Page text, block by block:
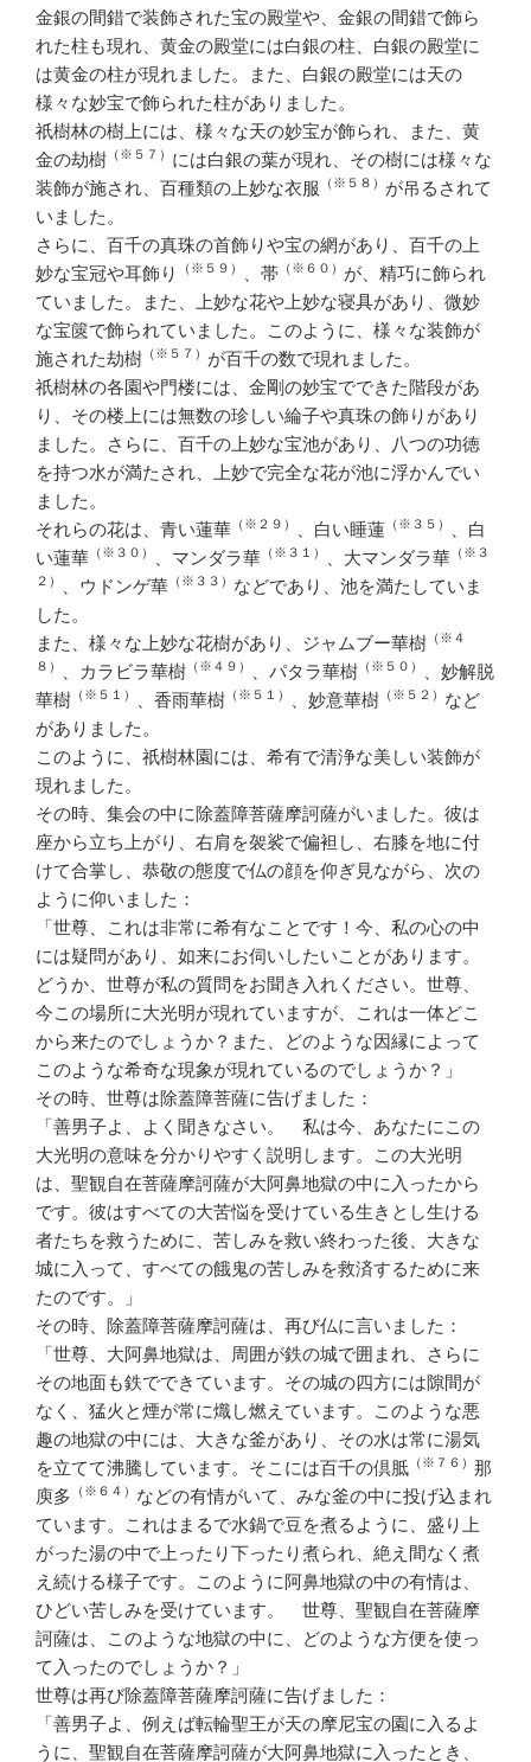
金銀の間錯で装飾された宝の殿堂や、金銀の間錯で飾ら
れた柱も現れ、黄金の殿堂には白銀の柱、白銀の殿堂に
は黄金の柱が現れました。また、白銀の殿堂には天の
様々な妙宝で飾られた柱がありました。
祇樹林の樹上には、様々な天の妙宝が飾られ、また、黄
金の劫樹 （※５７） には白銀の葉が現れ、その樹には様々な
装飾が施され、百種類の上妙な衣服 （※５８） が吊るされて
いました。
さらに、百千の真珠の首飾りや宝の網があり、百千の上
妙な宝冠や耳飾り
（※５９） 、帯 （※６０） が、精巧に飾られ
ていました。また、上妙な花や上妙な寝具があり、微妙
な宝篋で飾られていました。このように、様々な装飾が
施された劫樹 （※５７） が百千の数で現れました。
祇樹林の各園や門楼には、金剛の妙宝でできた階段があ
り、その楼上には無数の珍しい綸子や真珠の飾りがあり
ました。さらに、百千の上妙な宝池があり、八つの功徳
を持つ水が満たされ、上妙で完全な花が池に浮かんでい
ました。
それらの花は、青い蓮華 （※２９） 、白い睡蓮 （※３５）
、白
い蓮華 （※３０） 、マンダラ華 （※３１） 、大マンダラ華 （※３
２）
、ウドンゲ華 （※３３） などであり、池を満たしていま
した。
また、様々な上妙な花樹があり、ジャムブー華樹 （※４
８）
、カラビラ華樹 （※４９） 、パタラ華樹 （※５０）
、妙解脱
華樹 （※５１） 、香雨華樹 （※５１） 、妙意華樹 （※５２） など
がありました。
このように、祇樹林園には、希有で清浄な美しい装飾が
現れました。
その時、集会の中に除蓋障菩薩摩訶薩がいました。彼は
座から立ち上がり、右肩を袈裟で偏袒し、右膝を地に付
けて合掌し、恭敬の態度で仏の顔を仰ぎ見ながら、次の
ように仰いました：
「世尊、これは非常に希有なことです！今、私の心の中
には疑問があり、如来にお伺いしたいことがあります。
どうか、世尊が私の質問をお聞き入れください。世尊、
今この場所に大光明が現れていますが、これは一体どこ
から来たのでしょうか？また、どのような因縁によって
このような希奇な現象が現れているのでしょうか？」
その時、世尊は除蓋障菩薩に告げました：
「善男子よ、よく聞きなさい。 私は今、あなたにこの
大光明の意味を分かりやすく説明します。この大光明
は、聖観自在菩薩摩訶薩が大阿鼻地獄の中に入ったから
です。彼はすべての大苦悩を受けている生きとし生ける
者たちを救うために、苦しみを救い終わった後、大きな
城に入って、すべての餓鬼の苦しみを救済するために来
たのです。」
その時、除蓋障菩薩摩訶薩は、再び仏に言いました：
「世尊、大阿鼻地獄は、周囲が鉄の城で囲まれ、さらに
その地面も鉄でできています。その城の四方には隙間が
なく、猛火と煙が常に熾し燃えています。このような悪
趣の地獄の中には、大きな釜があり、その水は常に湯気
を立てて沸騰しています。そこには百千の倶胝 （※７６） 那
庾多 （※６４） などの有情がいて、みな釜の中に投げ込まれ
ています。これはまるで水鍋で豆を煮るように、盛り上
がった湯の中で上ったり下ったり煮られ、絶え間なく煮
え続ける様子です。このように阿鼻地獄の中の有情は、
ひどい苦しみを受けています。 世尊、聖観自在菩薩摩
訶薩は、このような地獄の中に、どのような方便を使っ
て入ったのでしょうか？」
世尊は再び除蓋障菩薩摩訶薩に告げました：
「善男子よ、例えば転輪聖王が天の摩尼宝の園に入るよ
うに、聖観自在菩薩摩訶薩が大阿鼻地獄に入ったとき、